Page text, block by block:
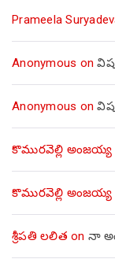
Prameela
Anonymous on
Anonymous on
కొమురవెల్లి అంజయ్య
కొమురవెల్లి అంజయ్య
శ్రీపతి లలిత on నా